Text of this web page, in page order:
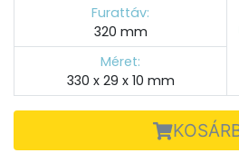
Furattáv:
320 mm
Méret:
330 x 29 x 10 mm